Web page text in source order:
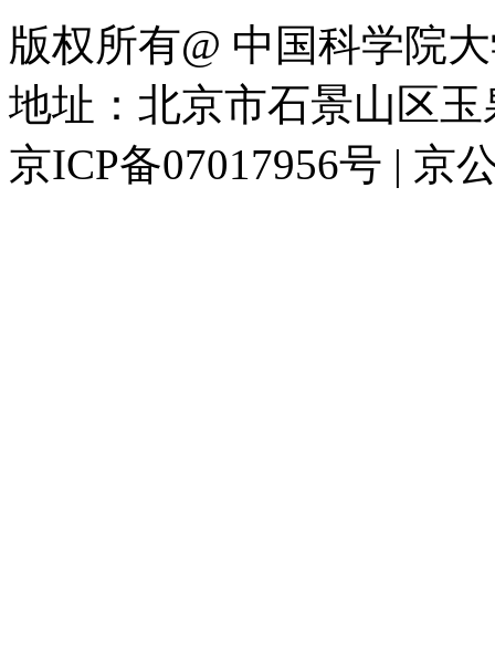
版权所有@ 中国科学院
地址：北京市石景山区
京ICP备07017956号 | 京